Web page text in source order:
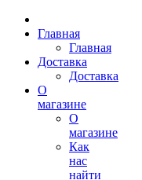
Главная
Главная
Доставка
Доставка
О
магазине
О
магазине
Как
нас
найти